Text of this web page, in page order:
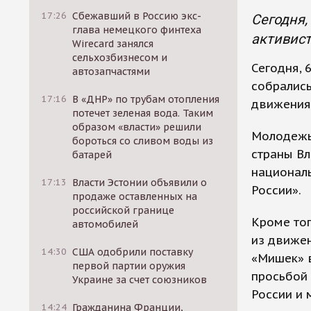
17:26 Сбежавший в Россию экс-
глава немецкого финтеха
Wirecard занялся
сельхозбизнесом и
автозапчастями
17:16 В «ДНР» по трубам отопления
потечет зеленая вода. Таким
образом «власти» решили
бороться со сливом воды из
батарей
17:13
Власти Эстонии объявили о
продаже оставленных на
российской границе
автомобилей
14:30 США одобрили поставку
первой партии оружия
Украине за счет союзников
14:24 Гражданина Франции,
Сегодня,
страны
России».
Кроме
из
«Мишек»
России и